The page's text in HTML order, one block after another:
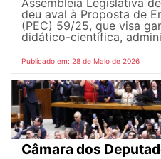
Assembleia Legislativa
deu aval à Proposta de
(PEC) 59/25, que visa
didático-científica,
Publicado em: 28 de Maio de 2026
Câmara dos